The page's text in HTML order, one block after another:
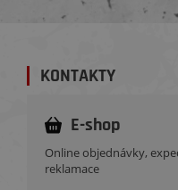
KONTAKTY
E-shop
Online objednávky,
reklamace